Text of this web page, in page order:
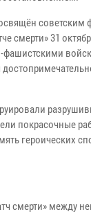
советским
смерти» 31
покрасочные
героических
смерти» между